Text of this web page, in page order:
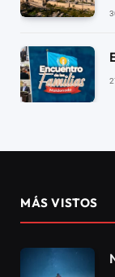
MÁS VISTOS